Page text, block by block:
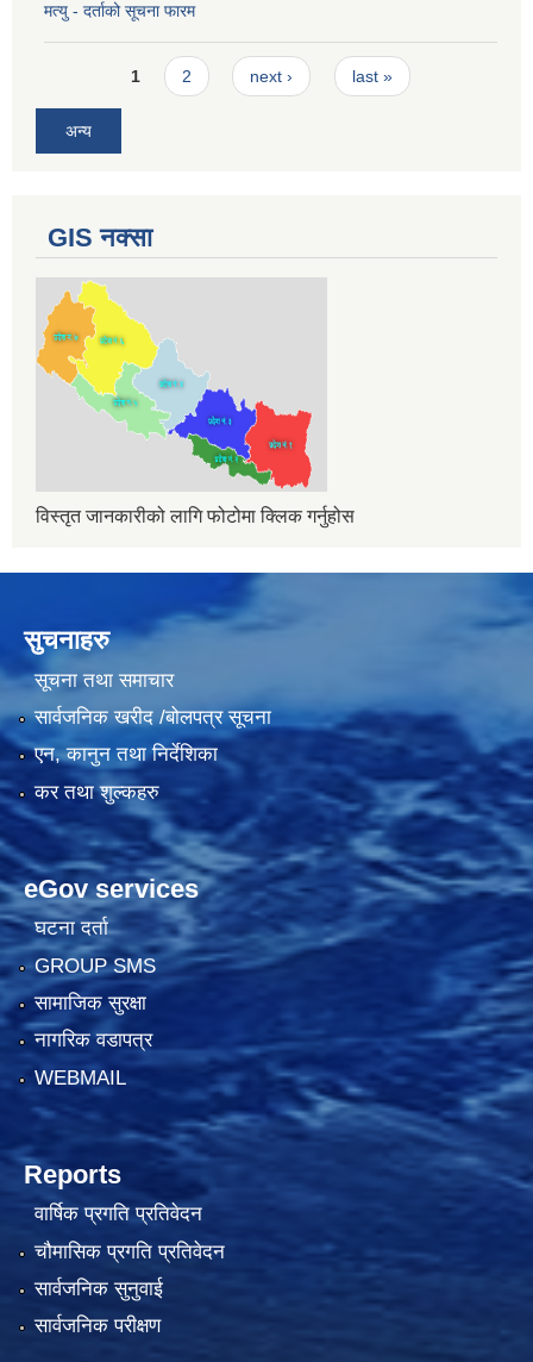
मत्यु - दर्ताको सूचना फारम
Pages1 2 next › last »
अन्य
GIS नक्सा
विस्तृत जानकारीको लागि फोटोमा क्लिक गर्नुहोस
सुचनाहरु
सूचना तथा समाचार
सार्वजनिक खरीद /बोलपत्र सूचना
एन, कानुन तथा निर्देशिका
कर तथा शुल्कहरु
eGov services
घटना दर्ता
GROUP SMS
सामाजिक सुरक्षा
नागरिक वडापत्र
WEBMAIL
Reports
वार्षिक प्रगति प्रतिवेदन
चौमासिक प्रगति प्रतिवेदन
सार्वजनिक सुनुवाई
सार्वजनिक परीक्षण